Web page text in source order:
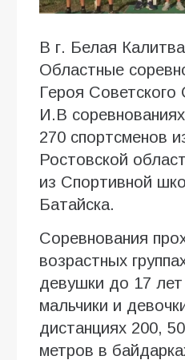
В г. Белая
Областные
Героя
И.В
270 спортсменов
Ростовской
из Спортивной
Батайска.
Соревнования
возрастных
девушки до 17
мальчики и
дистанциях 200,
метров в